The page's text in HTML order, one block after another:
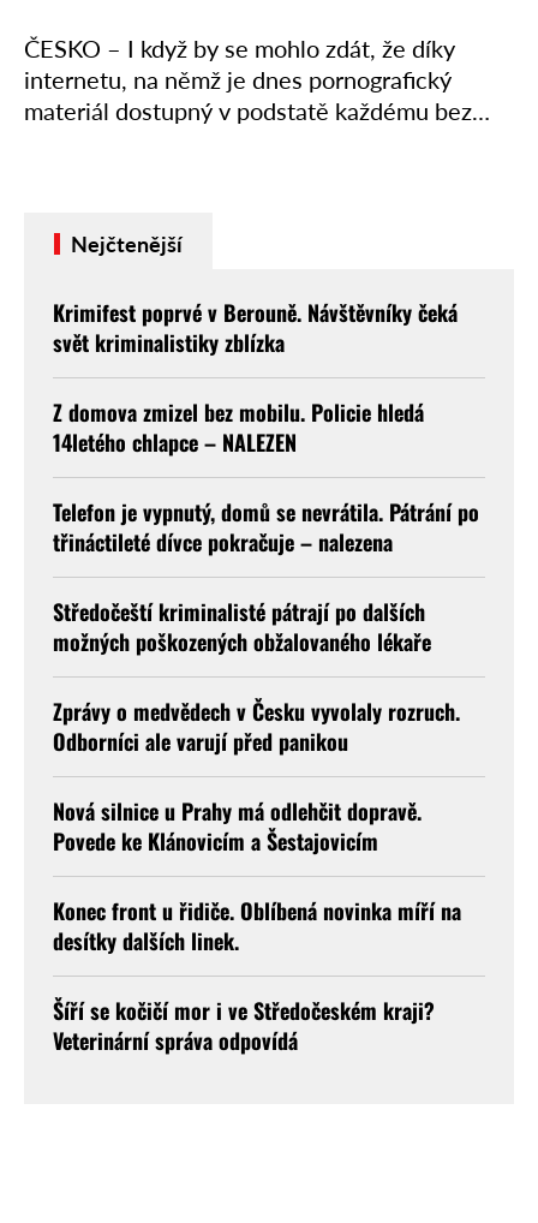
ČESKO – I když by se mohlo zdát, že díky
internetu, na němž je dnes pornografický
materiál dostupný v podstatě každému bez
Nejčtenější
Krimifest poprvé v Berouně. Návštěvníky čeká
svět kriminalistiky zblízka
Z domova zmizel bez mobilu. Policie hledá
14letého chlapce – NALEZEN
Telefon je vypnutý, domů se nevrátila. Pátrání po
třináctileté dívce pokračuje – nalezena
Středočeští kriminalisté pátrají po dalších
možných poškozených obžalovaného lékaře
Zprávy o medvědech v Česku vyvolaly rozruch.
Odborníci ale varují před panikou
Nová silnice u Prahy má odlehčit dopravě.
Povede ke Klánovicím a Šestajovicím
Konec front u řidiče. Oblíbená novinka míří na
desítky dalších linek.
Šíří se kočičí mor i ve Středočeském kraji?
Veterinární správa odpovídá